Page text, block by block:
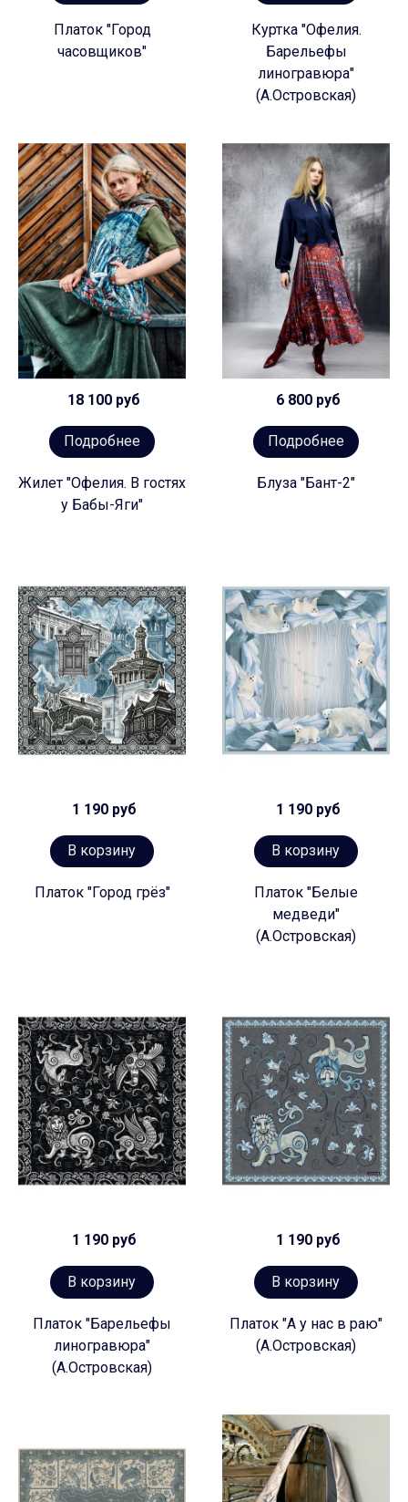
Платок "Город
часовщиков"
Куртка "Офелия.
Барельефы
линогравюра"
(А.Островская)
18 100 руб
Подробнее
Жилет "Офелия. В гостях
у Бабы-Яги"
6 800 руб
Подробнее
Блуза "Бант-2"
1 190 руб
В корзину
Платок "Город грёз"
1 190 руб
В корзину
Платок "Белые
медведи"
(А.Островская)
1 190 руб
В корзину
Платок "Барельефы
линогравюра"
(А.Островская)
1 190 руб
В корзину
Платок "А у нас в раю"
(А.Островская)